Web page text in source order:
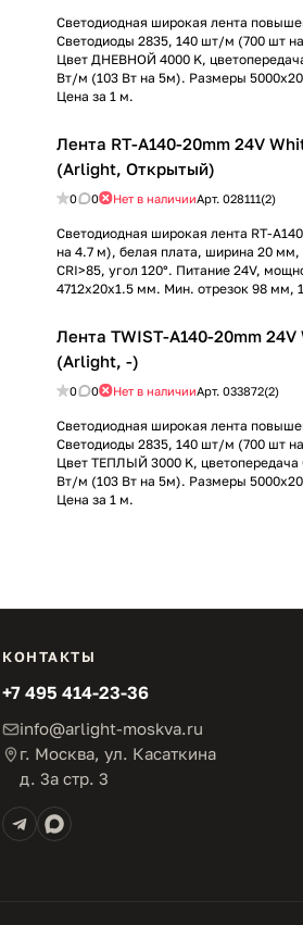
Светодиодная широкая лента
Светодиоды 2835, 140 шт/м (700 шт
Цвет ДНЕВНОЙ 4000 K,
Вт/м (103 Вт на 5м). Размеры
Цена за 1 м.
Лента RT-A140-20mm 24V
(Arlight, Открытый)
0 0 Нет в наличииАрт. 028111(2)
Светодиодная широкая лента RT-
на 4.7 м), белая плата, ширина 20
CRI>85, угол 120°. Питание 24V,
4712x20x1.5 мм. Мин. отрезок 98 мм,
Лента TWIST-A140-20mm
(Arlight, -)
0 0 Нет в наличииАрт. 033872(2)
Светодиодная широкая лента
Светодиоды 2835, 140 шт/м (700 шт
Цвет ТЕПЛЫЙ 3000 K, цветопередача
Вт/м (103 Вт на 5м). Размеры
Цена за 1 м.
КОНТАКТЫ
+7 495 414-23-36
info@arlight-moskva.ru
г. Москва, ул. Касаткина
д. 3а стр. 3